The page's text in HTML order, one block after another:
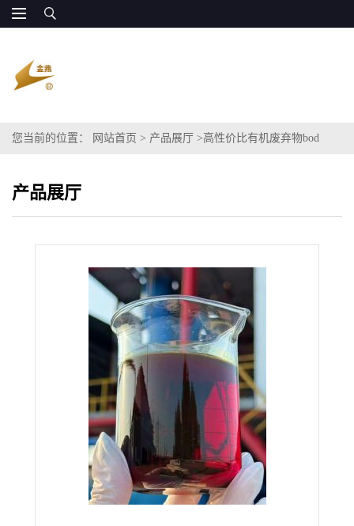
您当前的位置： 网站首页 > 产品展厅 >高性价比有机废弃物bod
产品展厅